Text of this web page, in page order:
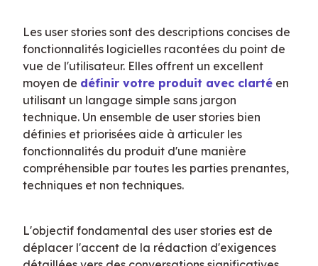
Les user stories sont des descriptions concises de
fonctionnalités logicielles racontées du point de
vue de l'utilisateur. Elles offrent un excellent
moyen de définir votre produit avec clarté en
utilisant un langage simple sans jargon
technique. Un ensemble de user stories bien
définies et priorisées aide à articuler les
fonctionnalités du produit d'une manière
compréhensible par toutes les parties prenantes,
techniques et non techniques.
L'objectif fondamental des user stories est de
déplacer l'accent de la rédaction d'exigences